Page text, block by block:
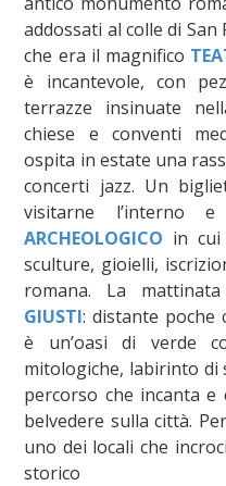
addossati al colle di
che era il magnifico
è incantevole, con
terrazze insinuate
chiese e conventi
ospita in estate una
concerti jazz. Un
visitarne l’interno
ARCHEOLOGICO in cui
sculture, gioielli,
romana. La
GIUSTI: distante poche
è un’oasi di verde
mitologiche, labirinto di
percorso che incanta
belvedere sulla città.
uno dei locali che
storico